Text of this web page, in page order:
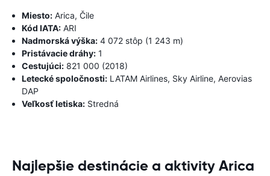
Miesto: Arica, Čile
Kód IATA: ARI
Nadmorská výška: 4 072 stôp (1 243 m)
Pristávacie dráhy: 1
Cestujúci: 821 000 (2018)
Letecké spoločnosti: LATAM Airlines, Sky Airline, Aerovias
DAP
Veľkosť letiska: Stredná
Najlepšie destinácie a aktivity Arica